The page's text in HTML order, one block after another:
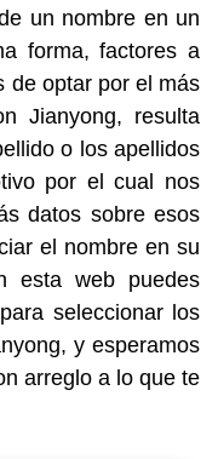
un nombre en un
forma, factores a
de optar por el más
Jianyong, resulta
o los apellidos
por el cual nos
datos sobre esos
el nombre en su
esta web puedes
seleccionar los
y esperamos
arreglo a lo que te